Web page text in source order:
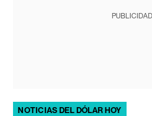
PUBLICIDAD
NOTICIAS DEL DÓLAR HOY